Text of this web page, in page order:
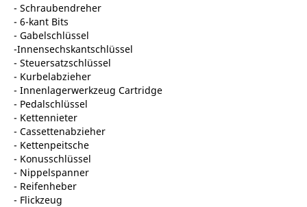
- Schraubendreher
- 6-kant Bits
- Gabelschlüssel
-Innensechskantschlüssel
- Steuersatzschlüssel
- Kurbelabzieher
- Innenlagerwerkzeug Cartridge
- Pedalschlüssel
- Kettennieter
- Cassettenabzieher
- Kettenpeitsche
- Konusschlüssel
- Nippelspanner
- Reifenheber
- Flickzeug